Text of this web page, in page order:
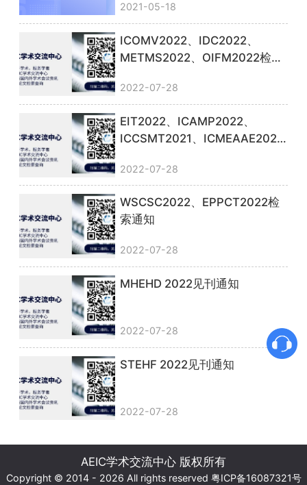
2021-05-18
ICOMV2022、IDC2022、
METMS2022、OIFM2022检索
2022-07-28
EIT2022、ICAMP2022、
ICCSMT2021、ICMEAAE2022
2022-07-28
WSCSC2022、EPPCT2022检
索通知
2022-07-28
MHEHD 2022见刊通知
2022-07-28
STEHF 2022见刊通知
2022-07-28
AEIC学术交流中心 版权所有
Copyright © 2014 - 2026 All rights reserved 粤ICP备16087321号